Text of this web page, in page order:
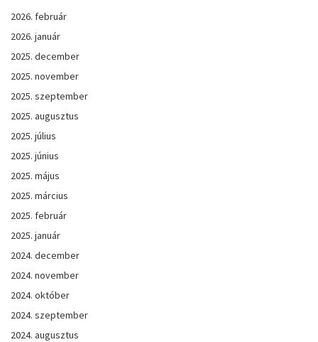
2026. február
2026. január
2025. december
2025. november
2025. szeptember
2025. augusztus
2025. július
2025. június
2025. május
2025. március
2025. február
2025. január
2024. december
2024. november
2024. október
2024. szeptember
2024. augusztus